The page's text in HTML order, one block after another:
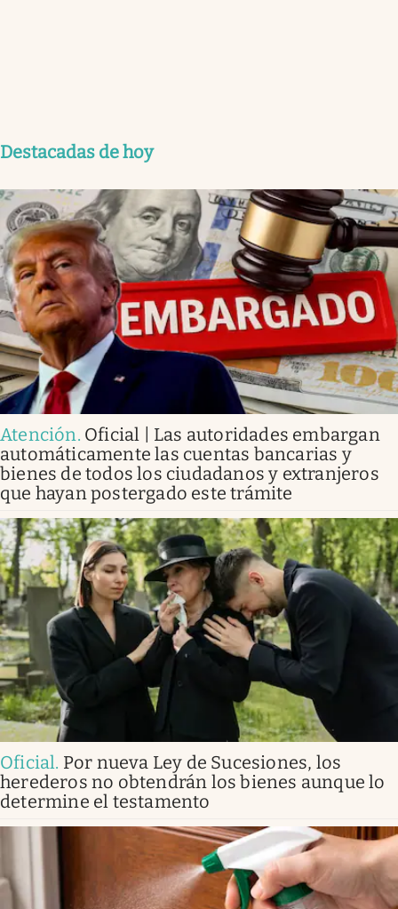
Destacadas de hoy
Atención. Oficial | Las autoridades embargan
automáticamente las cuentas bancarias y
bienes de todos los ciudadanos y extranjeros
que hayan postergado este trámite
Oficial. Por nueva Ley de Sucesiones, los
herederos no obtendrán los bienes aunque lo
determine el testamento